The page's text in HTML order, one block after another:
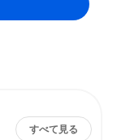
すべて見る